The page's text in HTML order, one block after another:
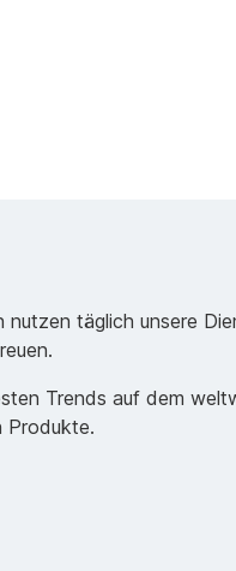
täglich unsere
Trends auf dem
Produkte.